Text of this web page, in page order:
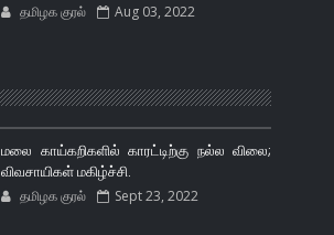
தமிழக குரல் Aug 03, 2022
மலை காய்கறிகளில் காரட்டிற்கு நல்ல விலை;
விவசாயிகள் மகிழ்ச்சி.
தமிழக குரல் Sept 23, 2022